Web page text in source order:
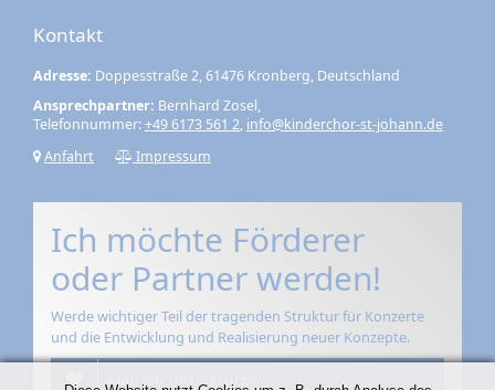
Kontakt
Adresse: Doppesstraße 2, 61476 Kronberg, Deutschland
Ansprechpartner: Bernhard Zosel,
Telefonnummer:+49 6173 561 2, info@kinderchor-st-johann.de
Anfahrt
Impressum
Ich möchte Förderer
oder Partner werden!
Werde wichtiger Teil der tragenden Struktur für Konzerte
und die Entwicklung und Realisierung neuer Konzepte.